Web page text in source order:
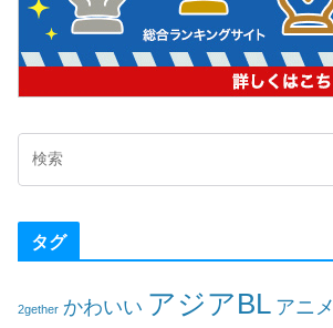
タグ
2gether かわいい アジアBL アニメ